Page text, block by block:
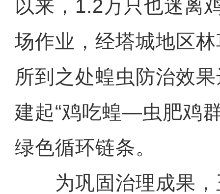
以来，1.2万只也迷离
场作业，经塔城地区
所到之处蝗虫防治效
建起“鸡吃蝗—虫肥鸡
绿色循环链条。
为巩固治理成果，